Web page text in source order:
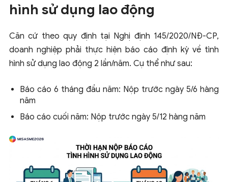
hình sử dụng lao động
Căn cứ theo quy định tại Nghị định 145/2020/NĐ-CP,
doanh nghiệp phải thực hiện báo cáo định kỳ về tình
hình sử dụng lao động 2 lần/năm. Cụ thể như sau:
Báo cáo 6 tháng đầu năm: Nộp trước ngày 5/6 hàng
năm
Báo cáo cuối năm: Nộp trước ngày 5/12 hàng năm